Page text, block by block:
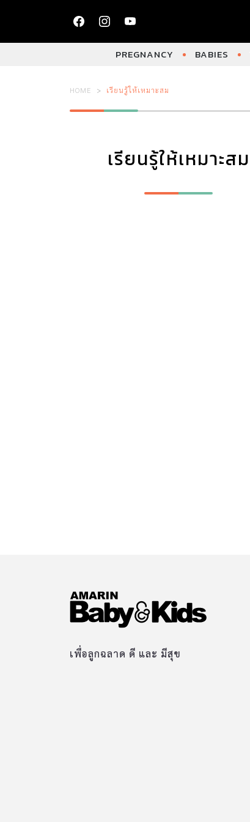
PREGNANCY BABIES
HOME เรียนรู้ให้เหมาะสม
เรียนรู้ให้เหมาะสม
เพื่อลูกฉลาด ดี และ มีสุข